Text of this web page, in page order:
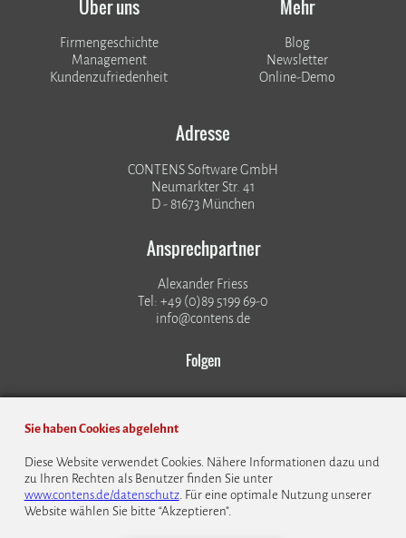
Über uns
Firmengeschichte
Management
Kundenzufriedenheit
Mehr
Blog
Newsletter
Online-Demo
Adresse
CONTENS Software GmbH
Neumarkter Str. 41
D - 81673 München
Ansprechpartner
Alexander Friess
Tel: +49 (0)89 5199 69-0
info@contens.de
Folgen
© 1999 - 2026 CONTENS Software GmbH
Sie haben Cookies abgelehnt
Diese Website verwendet Cookies. Nähere Informationen dazu und
zu Ihren Rechten als Benutzer finden Sie unter
www.contens.de/datenschutz. Für eine optimale Nutzung unserer
Website wählen Sie bitte “Akzeptieren”.